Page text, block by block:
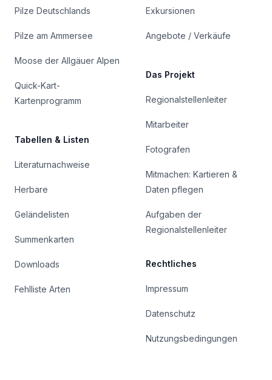
Pilze Deutschlands
Pilze am Ammersee
Moose der Allgäuer Alpen
Quick-Kart-
Kartenprogramm
Tabellen & Listen
Literaturnachweise
Herbare
Geländelisten
Summenkarten
Downloads
Fehlliste Arten
Exkursionen
Angebote / Verkäufe
Das Projekt
Regionalstellenleiter
Mitarbeiter
Fotografen
Mitmachen: Kartieren &
Daten pflegen
Aufgaben der
Regionalstellenleiter
Rechtliches
Impressum
Datenschutz
Nutzungsbedingungen